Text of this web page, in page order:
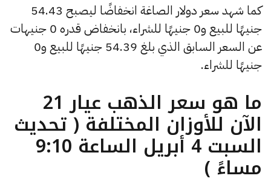
كما شهد سعر دولار الصاغة انخفاضًا ليصبح 54.43
جنيهًا للبيع و0 جنيهًا للشراء، بانخفاض قدره 0 جنيهات
عن السعر السابق الذي بلغ 54.39 جنيهًا للبيع و0
جنيهًا للشراء.
ما هو سعر الذهب عيار 21
الآن للأوزان المختلفة ( تحديث
السبت 4 أبريل الساعة 9:10
مساءً )